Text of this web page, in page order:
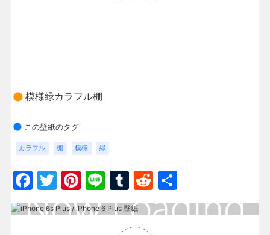
模様緑カラフル棚
この壁紙のタグ
カラフル 棚 模様 緑
Facebook
Twitter
Pinterest
LineTumblr
Reddit
有